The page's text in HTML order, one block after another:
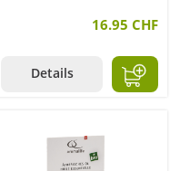
16.95 CHF
Details